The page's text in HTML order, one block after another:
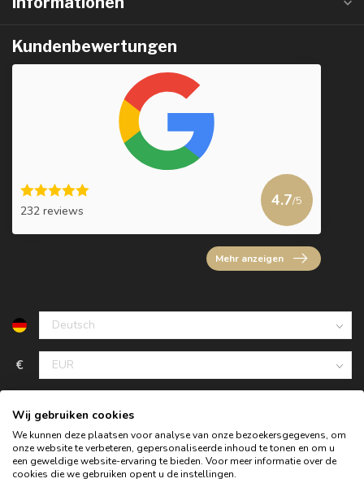
Kundenbewertungen
232 reviews
4.7/5
Mehr anzeigen
€
Wij gebruiken cookies
We kunnen deze plaatsen voor analyse van onze bezoekersgegevens, om
onze website te verbeteren, gepersonaliseerde inhoud te tonen en om u
een geweldige website-ervaring te bieden. Voor meer informatie over de
cookies die we gebruiken opent u de instellingen.